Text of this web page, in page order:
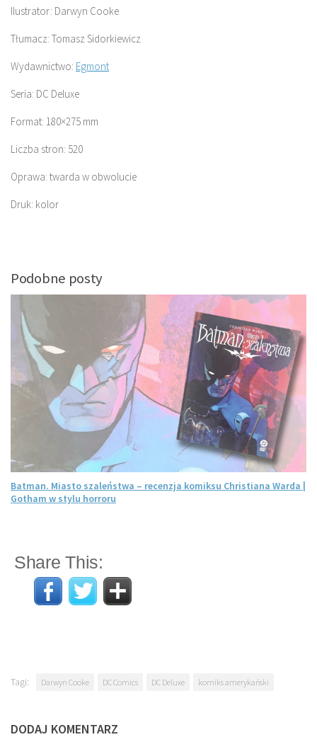
Ilustrator: Darwyn Cooke
Tłumacz: Tomasz Sidorkiewicz
Wydawnictwo: Egmont
Seria: DC Deluxe
Format: 180×275 mm
Liczba stron: 520
Oprawa: twarda w obwolucie
Druk: kolor
Podobne posty
Batman. Miasto szaleństwa – recenzja komiksu Christiana Warda |
Gotham w stylu horroru
Share This:
Tagi: Darwyn Cooke DC Comics DC Deluxe komiks amerykański
DODAJ KOMENTARZ